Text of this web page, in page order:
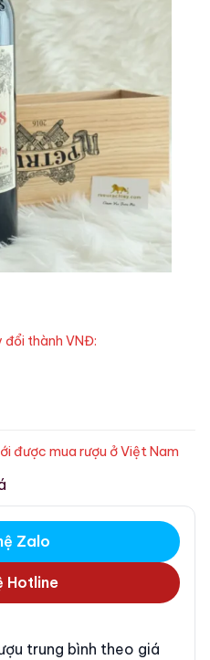
đổi thành VNĐ:
được mua rượu ở Việt Nam
Zalo
Hotline
trung bình theo giá